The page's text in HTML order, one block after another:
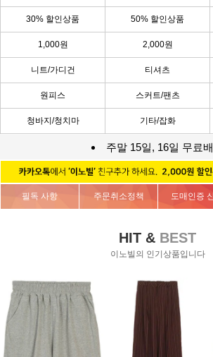
30% 할인상품 50% 할인상품
1,000원 2,000원
니트/가디건 티셔츠
원피스 스커트/팬츠
청바지/청치마 기타/잡화
주말 15일, 16일 무료
필독 사항 주문취소정책 도매인증
HIT & BEST
이노빌의 인기상품입니다